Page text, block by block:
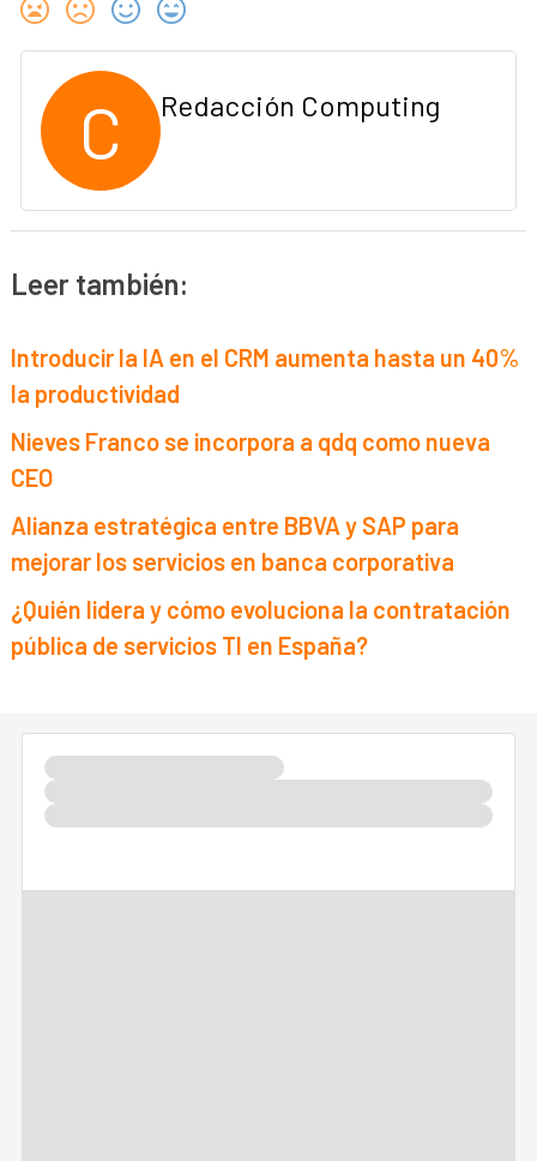
C Redacción Computing
Leer también:
Introducir la IA en el CRM aumenta hasta un 40%
la productividad
Nieves Franco se incorpora a qdq como nueva
CEO
Alianza estratégica entre BBVA y SAP para
mejorar los servicios en banca corporativa
¿Quién lidera y cómo evoluciona la contratación
pública de servicios TI en España?